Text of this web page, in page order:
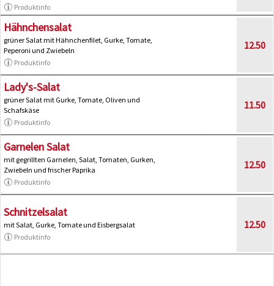
Produktinfo
Hähnchensalat
grüner Salat mit Hähnchenfilet, Gurke, Tomate,
Peperoni und Zwiebeln
Produktinfo
12.50
Lady's-Salat
grüner Salat mit Gurke, Tomate, Oliven und
Schafskäse
Produktinfo
11.50
Garnelen Salat
mit gegrillten Garnelen, Salat, Tomaten, Gurken,
Zwiebeln und frischer Paprika
Produktinfo
12.50
Schnitzelsalat
mit Salat, Gurke, Tomate und Eisbergsalat
Produktinfo
12.50